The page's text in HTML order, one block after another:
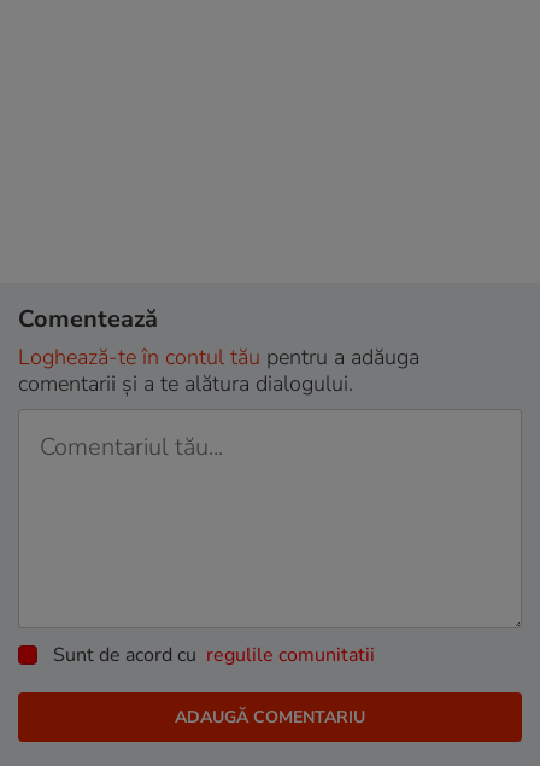
Comentează
Loghează-te în contul tău pentru a adăuga
comentarii și a te alătura dialogului.
Sunt de acord cu regulile comunitatii